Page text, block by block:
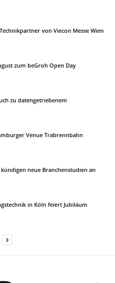
von Viecon Messe Wien
zum beGroh Open Day
zu datengetriebenem
Venue Trabrennbahn
neue Branchenstudien an
in Köln feiert Jubiläum